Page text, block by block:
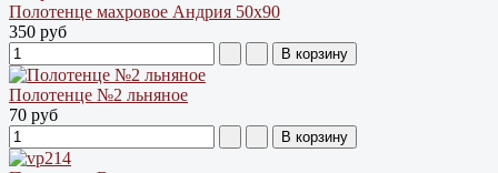
Полотенце махровое Андрия 50х90
350 руб
Полотенце №2 льняное
70 руб